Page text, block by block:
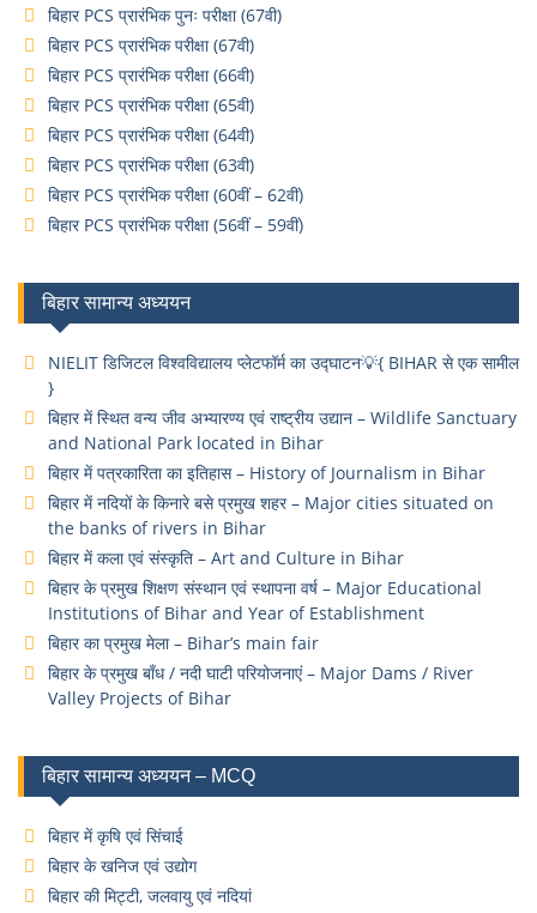
बिहार PCS प्रारंभिक पुनः परीक्षा (67वी)
बिहार PCS प्रारंभिक परीक्षा (67वी)
बिहार PCS प्रारंभिक परीक्षा (66वी)
बिहार PCS प्रारंभिक परीक्षा (65वी)
बिहार PCS प्रारंभिक परीक्षा (64वी)
बिहार PCS प्रारंभिक परीक्षा (63वी)
बिहार PCS प्रारंभिक परीक्षा (60वीं – 62वीं)
बिहार PCS प्रारंभिक परीक्षा (56वीं – 59वीं)
बिहार सामान्य अध्ययन
NIELIT डिजिटल विश्वविद्यालय प्लेटफॉर्म का उद्घाटन💡{ BIHAR से एक सामील
}
बिहार में स्थित वन्य जीव अभ्यारण्य एवं राष्ट्रीय उद्यान – Wildlife Sanctuary
and National Park located in Bihar
बिहार में पत्रकारिता का इतिहास – History of Journalism in Bihar
बिहार में नदियों के किनारे बसे प्रमुख शहर – Major cities situated on
the banks of rivers in Bihar
बिहार में कला एवं संस्कृति – Art and Culture in Bihar
बिहार के प्रमुख शिक्षण संस्थान एवं स्थापना वर्ष – Major Educational
Institutions of Bihar and Year of Establishment
बिहार का प्रमुख मेला – Bihar’s main fair
बिहार के प्रमुख बाँध / नदी घाटी परियोजनाएं – Major Dams / River
Valley Projects of Bihar
बिहार सामान्य अध्ययन – MCQ
बिहार में कृषि एवं सिंचाई
बिहार के खनिज एवं उद्योग
बिहार की मिट्टी, जलवायु एवं नदियां